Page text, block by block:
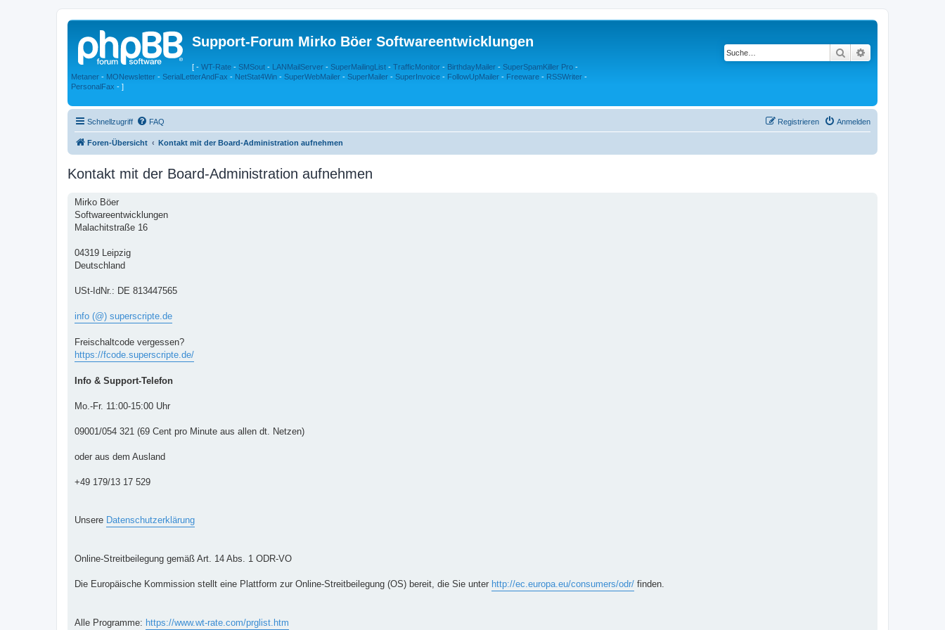
Support-Forum Mirko Böer Softwareentwicklungen
[ - WT-Rate - SMSout - LANMailServer - SuperMailingList - TrafficMonitor - BirthdayMailer - SuperSpamKiller Pro -
Metaner - MONewsletter - SerialLetterAndFax - NetStat4Win - SuperWebMailer - SuperMailer - SuperInvoice - FollowUpMailer - Freeware - RSSWriter -
PersonalFax - ]
Suche
Schnellzugriff FAQ Anmelden
Registrieren
Foren-Übersicht Kontakt mit der Board-Administration aufnehmen
Kontakt mit der Board-Administration aufnehmen
Mirko Böer
Softwareentwicklungen
Malachitstraße 16
04319 Leipzig
Deutschland
USt-IdNr.: DE 813447565
info (@) superscripte.de
Freischaltcode vergessen?
https://fcode.superscripte.de/
Info & Support-Telefon
Mo.-Fr. 11:00-15:00 Uhr
09001/054 321 (69 Cent pro Minute aus allen dt. Netzen)
oder aus dem Ausland
+49 179/13 17 529
Unsere Datenschutzerklärung
Online-Streitbeilegung gemäß Art. 14 Abs. 1 ODR-VO
Die Europäische Kommission stellt eine Plattform zur Online-Streitbeilegung (OS) bereit, die Sie unter http://ec.europa.eu/consumers/odr/ finden.
Alle Programme: https://www.wt-rate.com/prglist.htm